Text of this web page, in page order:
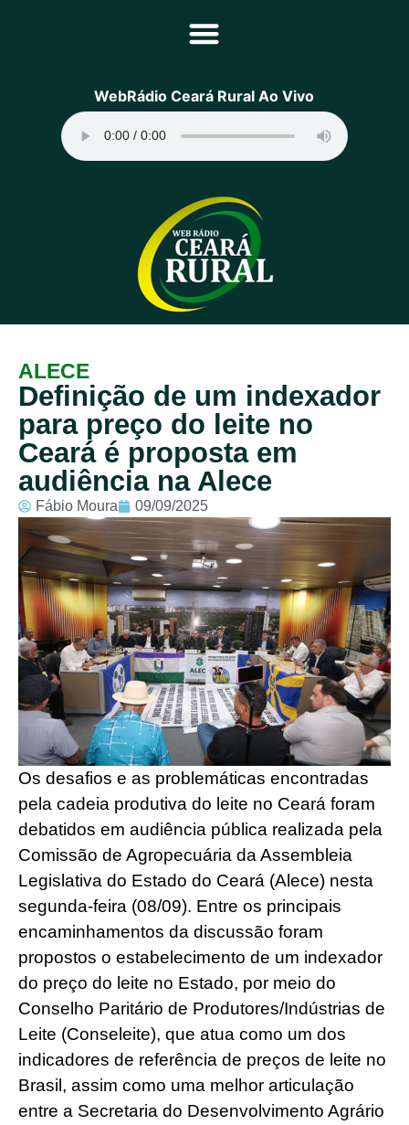
Principal
Programação
Equipe
Contato
Sobre
WebRádio Ceará Rural Ao Vivo
ALECE
Definição de um indexador
para preço do leite no
Ceará é proposta em
audiência na Alece
Fábio Moura 09/09/2025
Os desafios e as problemáticas encontradas
pela cadeia produtiva do leite no Ceará foram
debatidos em audiência pública realizada pela
Comissão de Agropecuária da Assembleia
Legislativa do Estado do Ceará (Alece) nesta
segunda-feira (08/09). Entre os principais
encaminhamentos da discussão foram
propostos o estabelecimento de um indexador
do preço do leite no Estado, por meio do
Conselho Paritário de Produtores/Indústrias de
Leite (Conseleite), que atua como um dos
indicadores de referência de preços de leite no
Brasil, assim como uma melhor articulação
entre a Secretaria do Desenvolvimento Agrário